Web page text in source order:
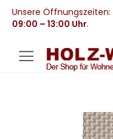
Unsere Öffnungszeiten:
09:00 – 13:00 Uhr.